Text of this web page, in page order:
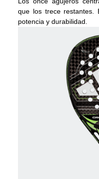
que los trece restantes.
potencia y durabilidad.